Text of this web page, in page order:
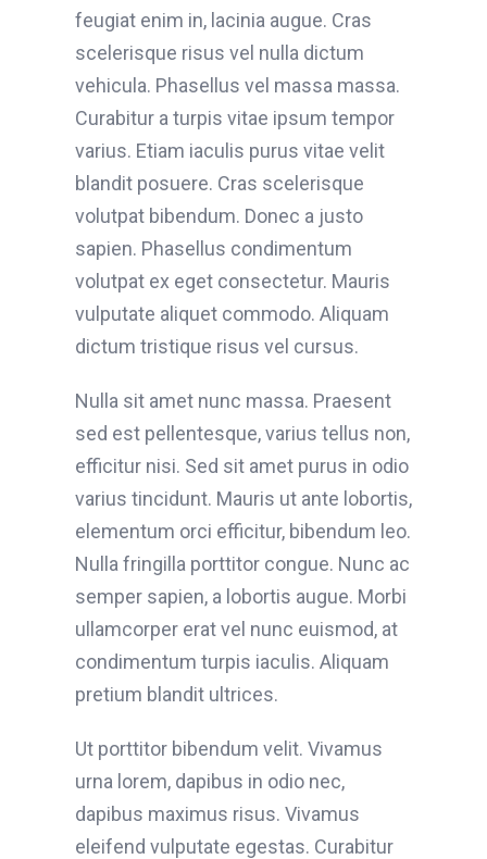
feugiat enim in, lacinia augue. Cras
scelerisque risus vel nulla dictum
vehicula. Phasellus vel massa massa.
Curabitur a turpis vitae ipsum tempor
varius. Etiam iaculis purus vitae velit
blandit posuere. Cras scelerisque
volutpat bibendum. Donec a justo
sapien. Phasellus condimentum
volutpat ex eget consectetur. Mauris
vulputate aliquet commodo. Aliquam
dictum tristique risus vel cursus.
Nulla sit amet nunc massa. Praesent
sed est pellentesque, varius tellus non,
efficitur nisi. Sed sit amet purus in odio
varius tincidunt. Mauris ut ante lobortis,
elementum orci efficitur, bibendum leo.
Nulla fringilla porttitor congue. Nunc ac
semper sapien, a lobortis augue. Morbi
ullamcorper erat vel nunc euismod, at
condimentum turpis iaculis. Aliquam
pretium blandit ultrices.
Ut porttitor bibendum velit. Vivamus
urna lorem, dapibus in odio nec,
dapibus maximus risus. Vivamus
eleifend vulputate egestas. Curabitur